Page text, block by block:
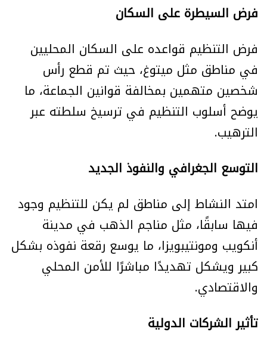
فرض السيطرة على السكان
فرض التنظيم قواعده على السكان المحليين
في مناطق مثل ميتوغ، حيث تم قطع رأس
شخصين متهمين بمخالفة قوانين الجماعة، ما
يوضح أسلوب التنظيم في ترسيخ سلطته عبر
الترهيب.
التوسع الجغرافي والنفوذ الجديد
امتد النشاط إلى مناطق لم يكن للتنظيم وجود
فيها سابقًا، مثل مناجم الذهب في مدينة
أنكويب ومونتيبويزا، ما يوسع رقعة نفوذه بشكل
كبير ويشكل تهديدًا مباشرًا للأمن المحلي
والاقتصادي.
تأثير الشركات الدولية